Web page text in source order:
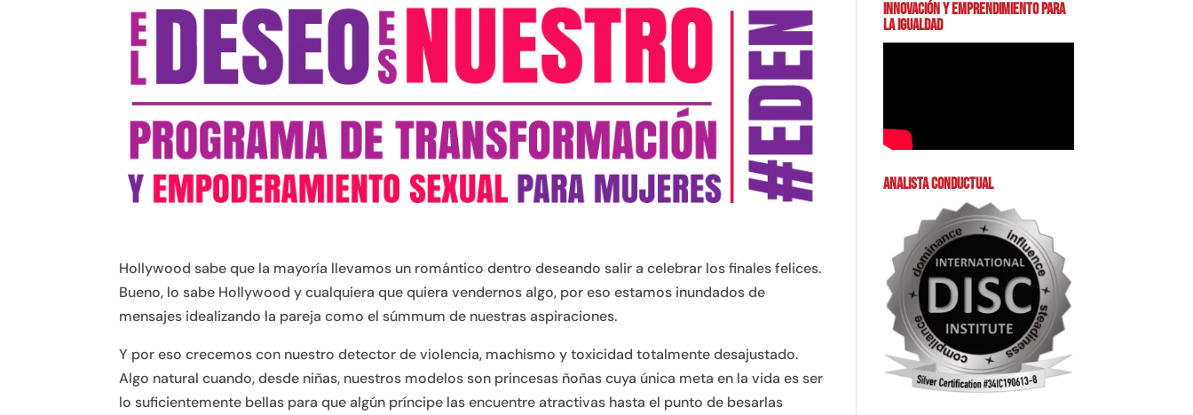
Hollywood sabe que la mayoría llevamos un romántico dentro deseando salir a celebrar los finales felices.
Bueno, lo sabe Hollywood y cualquiera que quiera vendernos algo, por eso estamos inundados de
mensajes idealizando la pareja como el súmmum de nuestras aspiraciones.
Y por eso crecemos con nuestro detector de violencia, machismo y toxicidad totalmente desajustado.
Algo natural cuando, desde niñas, nuestros modelos son princesas ñoñas cuya única meta en la vida es ser
lo suficientemente bellas para que algún príncipe las encuentre atractivas hasta el punto de besarlas
INNOVACIÓN Y EMPRENDIMIENTO PARA
LA IGUALDAD
ANALISTA CONDUCTUAL